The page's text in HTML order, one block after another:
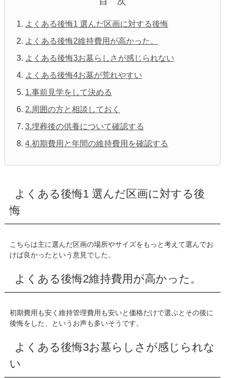
よくある後悔1 選んだ区画に対する後悔
よくある後悔2維持費用が高かった。
よくある後悔3お墓らしさが感じられない
よくある後悔4お墓が荒れやすい
1.事前見学をして決める
2.周囲の方と相談しておく
3.埋葬後の供養について確認する
4.初期費用と年間の維持費用を確認する
よくある後悔1 選んだ区画に対する後
悔
こちらは主に選んだ区画の場所やサイズをもっと考えて選んでお
けば良かったという意見でした。
よくある後悔2維持費用が高かった。
初期費用も安く維持管理費用も安いと価格だけで選ぶとその後に
後悔をした、というお声も多いそうです。
よくある後悔3お墓らしさが感じられな
い